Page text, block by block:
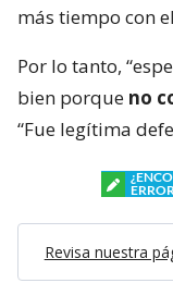
más tiempo con
Por lo tanto,
bien porque no
“Fue legítima
Revisa nuestra